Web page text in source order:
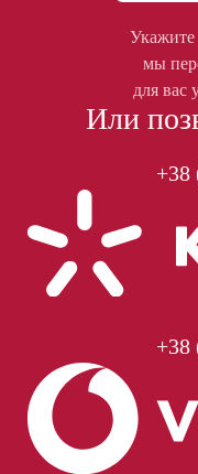
Укажите
мы
для вас
Или
+38
+38